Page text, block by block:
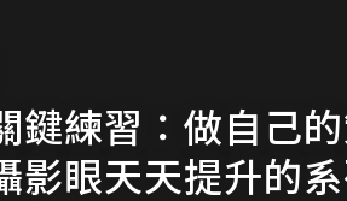
鍵練習：做自己
影眼天天提升的系